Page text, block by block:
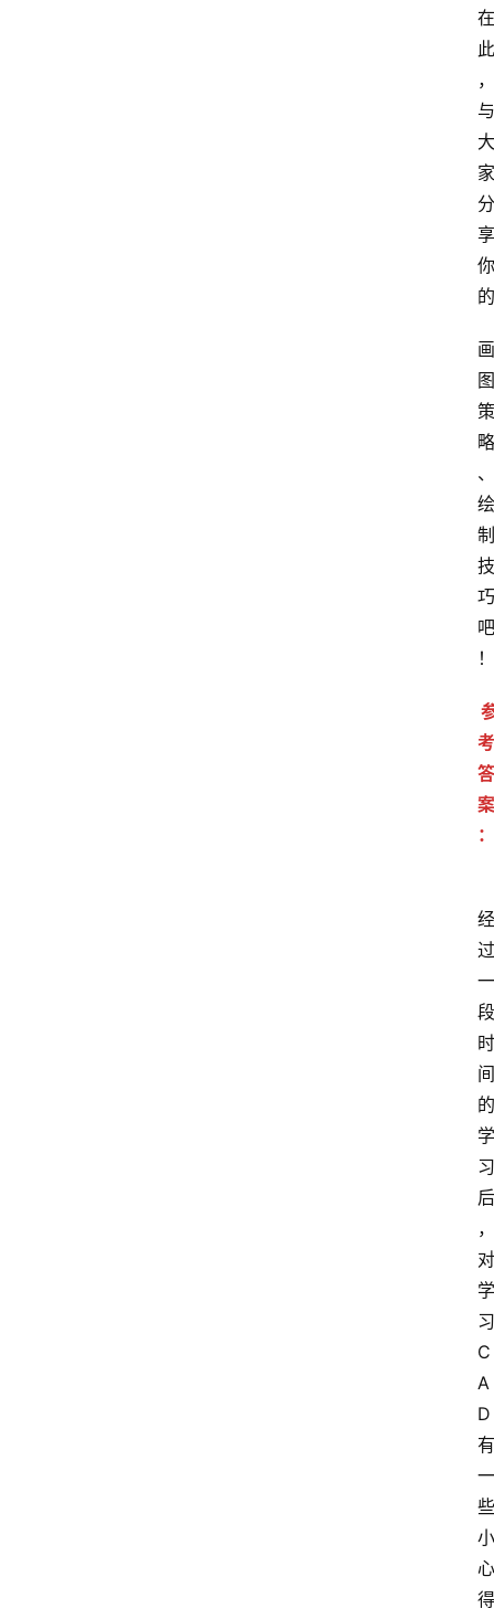
在
此
，
与
大
家
分
享
你
的
画
图
策
略
、
绘
制
技
巧
吧
！
考
答
案
：
经
过
一
段
时
间
的
学
习
后
，
对
学
习
C
A
D
有
一
些
小
心
得